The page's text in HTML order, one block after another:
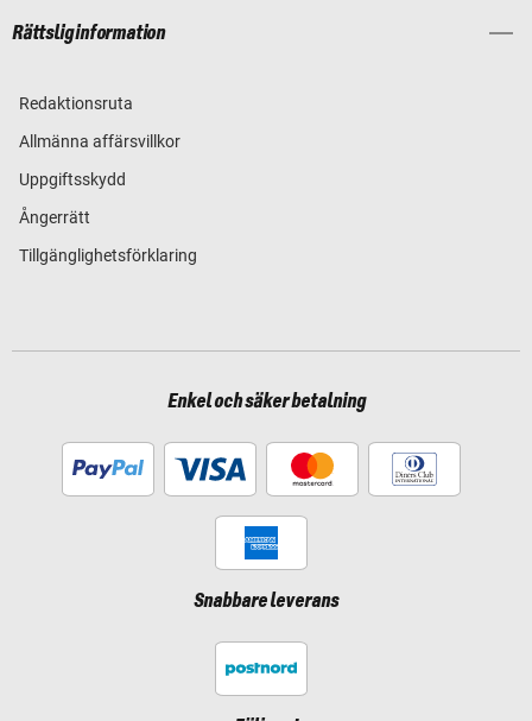
Rättslig information
Redaktionsruta
Allmänna affärsvillkor
Uppgiftsskydd
Ångerrätt
Tillgänglighetsförklaring
Enkel och säker betalning
Snabbare leverans